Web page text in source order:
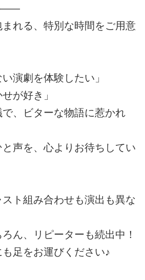
――
れる、特別な時間をご用意
演劇を体験したい」
が好き」
で、ビターな物語に惹かれ
声を、心よりお待ちしてい
ト組み合わせも演出も異な
ん、リピーターも続出中！
足をお運びください♪